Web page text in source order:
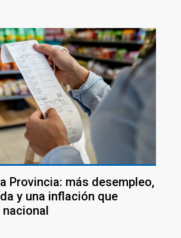
Provincia: más desempleo,
y una inflación que
nacional